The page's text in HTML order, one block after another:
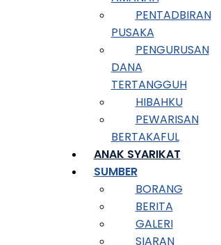
PENTADBIRAN
PUSAKA
PENGURUSAN
DANA
TERTANGGUH
HIBAHKU
PEWARISAN
BERTAKAFUL
ANAK SYARIKAT
SUMBER
BORANG
BERITA
GALERI
SIARAN